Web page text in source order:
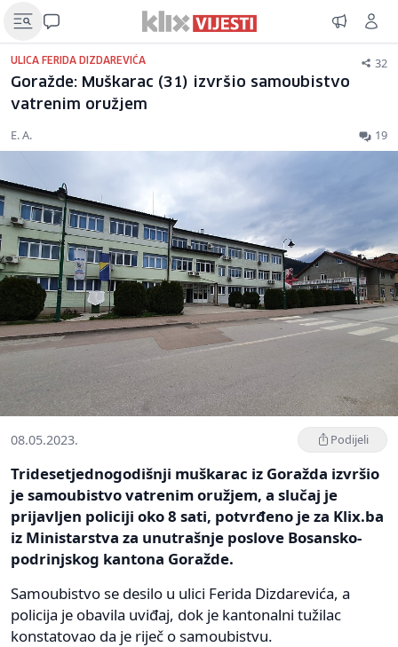
ULICA FERIDA DIZDAREVIĆA 32
Goražde: Muškarac (31) izvršio samoubistvo
vatrenim oružjem
E. A. 19
08.05.2023. Podijeli
Tridesetjednogodišnji muškarac iz Goražda izvršio
je samoubistvo vatrenim oružjem, a slučaj je
prijavljen policiji oko 8 sati, potvrđeno je za Klix.ba
iz Ministarstva za unutrašnje poslove Bosansko-
podrinjskog kantona Goražde.
Samoubistvo se desilo u ulici Ferida Dizdarevića, a
policija je obavila uviđaj, dok je kantonalni tužilac
konstatovao da je riječ o samoubistvu.